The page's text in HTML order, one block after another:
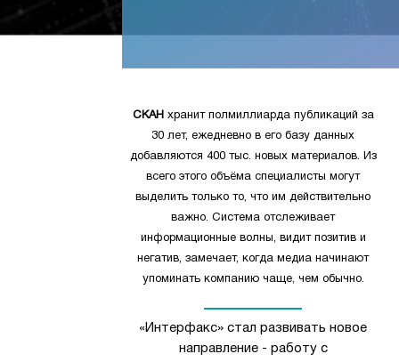
СКАН хранит полмиллиарда публикаций за
30 лет, ежедневно в его базу данных
добавляются 400 тыс. новых материалов. Из
всего этого объёма специалисты могут
выделить только то, что им действительно
важно. Система отслеживает
информационные волны, видит позитив и
негатив, замечает, когда медиа начинают
упоминать компанию чаще, чем обычно.
«Интерфакс» стал развивать новое
направление - работу с